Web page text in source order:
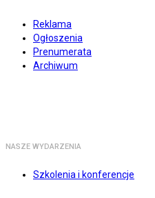
Reklama
Ogłoszenia
Prenumerata
Archiwum
NASZE WYDARZENIA
Szkolenia i konferencje